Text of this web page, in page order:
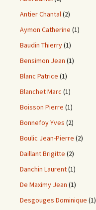
Antier Chantal(2)
Aymon Catherine (1)
Baudin Thierry(1)
Bensimon Jean (1)
Blanc Patrice (1)
Blanchet Marc (1)
Boisson Pierre (1)
Bonnefoy Yves (2)
Boulic Jean-Pierre (2)
Daillant Brigitte (2)
Danchin Laurent(1)
De Maximy Jean (1)
Desgouges Dominique (1)